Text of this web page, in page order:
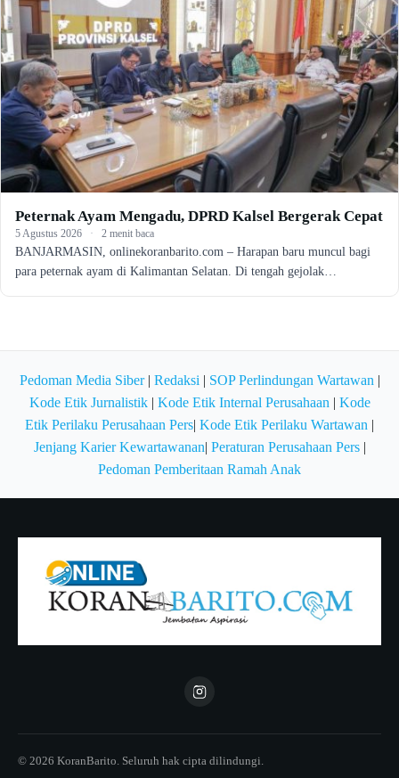
Peternak Ayam Mengadu, DPRD Kalsel Bergerak Cepat
5 Agustus 2026 · 2 menit baca
BANJARMASIN, onlinekoranbarito.com – Harapan baru muncul bagi
para peternak ayam di Kalimantan Selatan. Di tengah gejolak…
Pedoman Media Siber| Redaksi | SOP Perlindungan Wartawan |
Kode Etik Jurnalistik| Kode Etik Internal Perusahaan | Kode
Etik Perilaku Perusahaan Pers| Kode Etik Perilaku Wartawan |
Jenjang Karier Kewartawanan| Peraturan Perusahaan Pers|
Pedoman Pemberitaan Ramah Anak
© 2026 KoranBarito. Seluruh hak cipta dilindungi.